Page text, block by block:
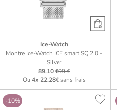
Ice-Watch
Montre Ice-Watch ICE smart SQ 2.0 -
Silver
89,10 €99 €
Ou4x 22.28€sans frais
-10%